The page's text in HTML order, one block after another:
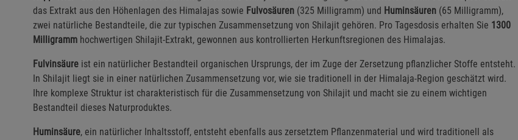
das Extrakt aus den Höhenlagen des Himalajas sowie Fulvosäuren (325 Milligramm) und Huminsäuren (65 Milligramm),
zwei natürliche Bestandteile, die zur typischen Zusammensetzung von Shilajit gehören. Pro Tagesdosis erhalten Sie 1300
Milligramm hochwertigen Shilajit-Extrakt, gewonnen aus kontrollierten Herkunftsregionen des Himalajas.
Fulvinsäure ist ein natürlicher Bestandteil organischen Ursprungs, der im Zuge der Zersetzung pflanzlicher Stoffe entsteht.
In Shilajit liegt sie in einer natürlichen Zusammensetzung vor, wie sie traditionell in der Himalaja-Region geschätzt wird.
Ihre komplexe Struktur ist charakteristisch für die Zusammensetzung von Shilajit und macht sie zu einem wichtigen
Bestandteil dieses Naturproduktes.
Huminsäure, ein natürlicher Inhaltsstoff, entsteht ebenfalls aus zersetztem Pflanzenmaterial und wird traditionell als